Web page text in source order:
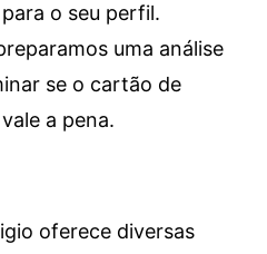
o seu perfil.
uma análise
se o cartão de
a pena.
oferece diversas